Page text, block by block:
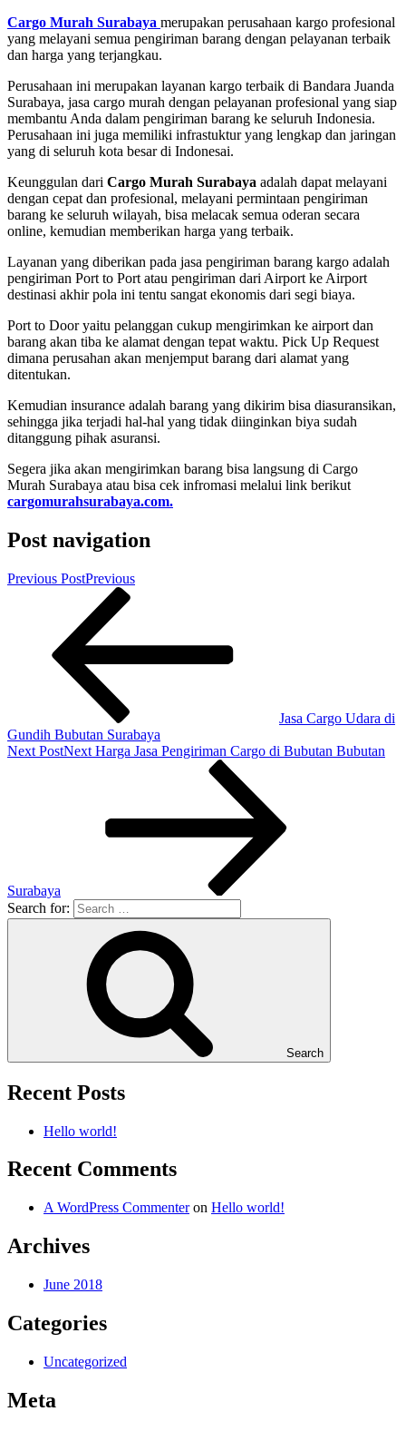
Cargo Murah Surabaya merupakan perusahaan kargo profesional
yang melayani semua pengiriman barang dengan pelayanan terbaik
dan harga yang terjangkau.
Perusahaan ini merupakan layanan kargo terbaik di Bandara Juanda
Surabaya, jasa cargo murah dengan pelayanan profesional yang siap
membantu Anda dalam pengiriman barang ke seluruh Indonesia.
Perusahaan ini juga memiliki infrastuktur yang lengkap dan jaringan
yang di seluruh kota besar di Indonesai.
Keunggulan dari Cargo Murah Surabaya adalah dapat melayani
dengan cepat dan profesional, melayani permintaan pengiriman
barang ke seluruh wilayah, bisa melacak semua oderan secara
online, kemudian memberikan harga yang terbaik.
Layanan yang diberikan pada jasa pengiriman barang kargo adalah
pengiriman Port to Port atau pengiriman dari Airport ke Airport
destinasi akhir pola ini tentu sangat ekonomis dari segi biaya.
Port to Door yaitu pelanggan cukup mengirimkan ke airport dan
barang akan tiba ke alamat dengan tepat waktu. Pick Up Request
dimana perusahan akan menjemput barang dari alamat yang
ditentukan.
Kemudian insurance adalah barang yang dikirim bisa diasuransikan,
sehingga jika terjadi hal-hal yang tidak diinginkan biya sudah
ditanggung pihak asuransi.
Segera jika akan mengirimkan barang bisa langsung di Cargo
Murah Surabaya atau bisa cek infromasi melalui link berikut
cargomurahsurabaya.com.
Post navigation
Previous PostPrevious
Jasa Cargo Udara di
Gundih Bubutan Surabaya
Next PostNext Harga Jasa Pengiriman Cargo di Bubutan Bubutan
Surabaya
Search for:
Search
Recent Posts
Hello world!
Recent Comments
A WordPress Commenteron Hello world!
Archives
June 2018
Categories
Uncategorized
Meta